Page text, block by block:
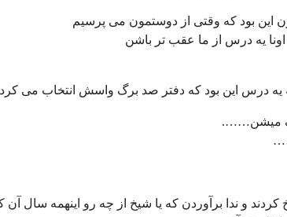
این بود که وقتی از دوستمون می پرسیم
یه درس از ما عقب تر باشن
یه درس این بود که دفتر صد برگ واسش انتخاب می
میشن…….
و ندا برآوردن که یا شیخ از چه رو اینهمه سال